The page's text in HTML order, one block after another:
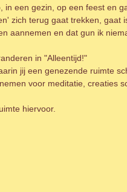
een gezin, op een feest en
zich terug gaat trekken, gaat
aannemen en dat gun ik
in "Alleentijd!"
jij een genezende ruimte
voor meditatie, creaties
hiervoor.